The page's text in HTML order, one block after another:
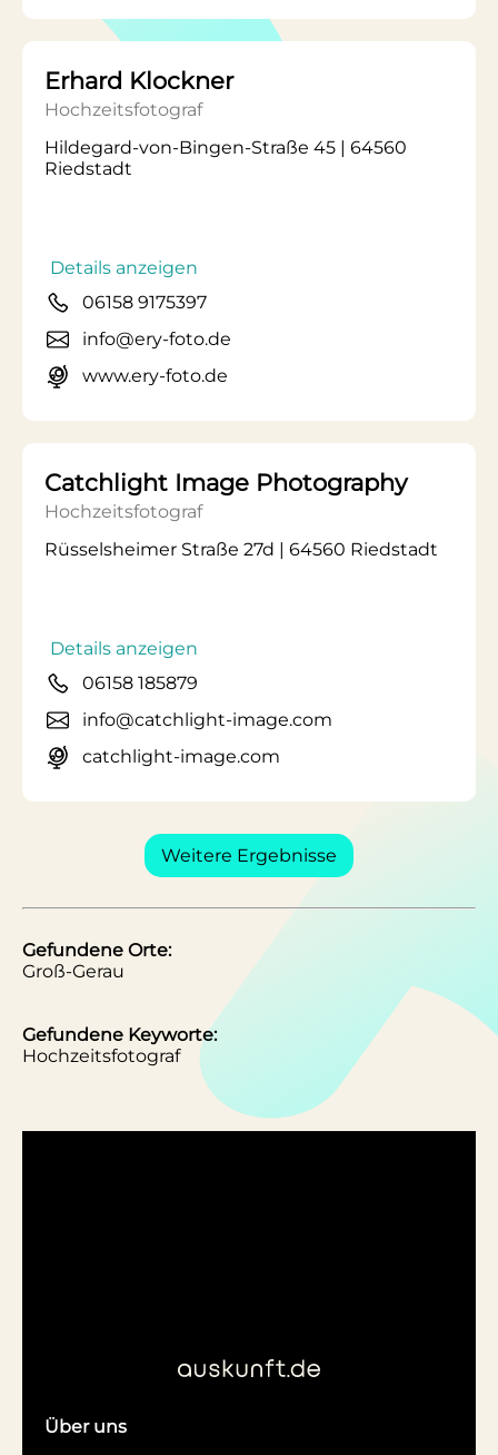
Erhard Klockner
Hochzeitsfotograf
Hildegard-von-Bingen-Straße 45 | 64560
Riedstadt
Details anzeigen
06158 9175397
info@ery-foto.de
www.ery-foto.de
Catchlight Image Photography
Hochzeitsfotograf
Rüsselsheimer Straße 27d | 64560 Riedstadt
Details anzeigen
06158 185879
info@catchlight-image.com
catchlight-image.com
Weitere Ergebnisse
Gefundene Orte:
Groß-Gerau
Gefundene Keyworte:
Hochzeitsfotograf
Über uns